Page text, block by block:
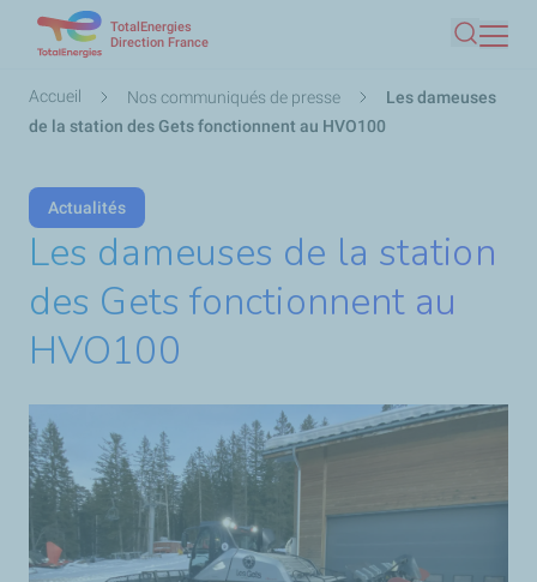
contenu
principal
TotalEnergies
Direction France
Fil
d'Ariane
Accueil Nos communiqués de presse
Les dameuses
de la station des Gets fonctionnent au HVO100
Actualités
Les dameuses de la station
des Gets fonctionnent au
HVO100